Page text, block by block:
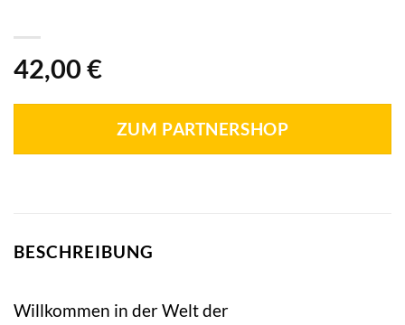
42,00 €
ZUM PARTNERSHOP
BESCHREIBUNG
Willkommen in der Welt der